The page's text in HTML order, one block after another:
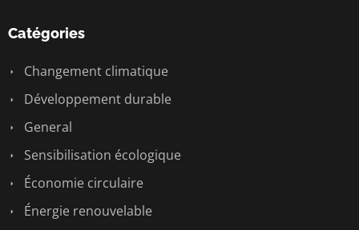
Catégories
Changement climatique
Développement durable
General
Sensibilisation écologique
Économie circulaire
Énergie renouvelable